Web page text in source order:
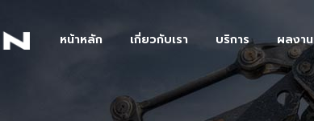
หน้าหลัก เกี่ยวกับเรา บริการ ผลงาน
Team Shortcode
Testimonials Grid